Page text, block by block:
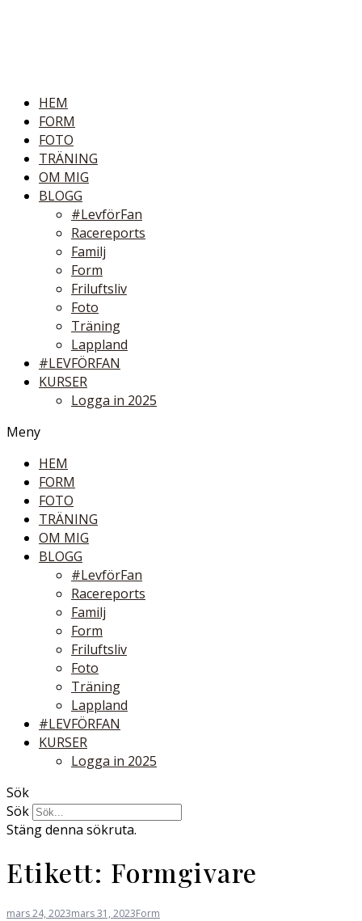
HEM
FORM
FOTO
TRÄNING
OM MIG
BLOGG
#LevförFan
Racereports
Familj
Form
Friluftsliv
Foto
Träning
Lappland
#LEVFÖRFAN
KURSER
Logga in 2025
Meny
HEM
FORM
FOTO
TRÄNING
OM MIG
BLOGG
#LevförFan
Racereports
Familj
Form
Friluftsliv
Foto
Träning
Lappland
#LEVFÖRFAN
KURSER
Logga in 2025
Sök
Sök
Stäng denna sökruta.
Etikett: Formgivare
mars 24, 2023mars 31, 2023Form